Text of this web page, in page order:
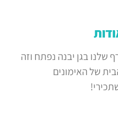
שלנו בגן יבנה נפתח וזה
של האימונים